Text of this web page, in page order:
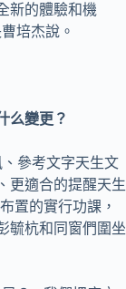
新的體驗和機
培杰說。
么變更？
參考文字天生文
更適合的提醒天生
置的實行功課，
毓杭和同窗們圍坐